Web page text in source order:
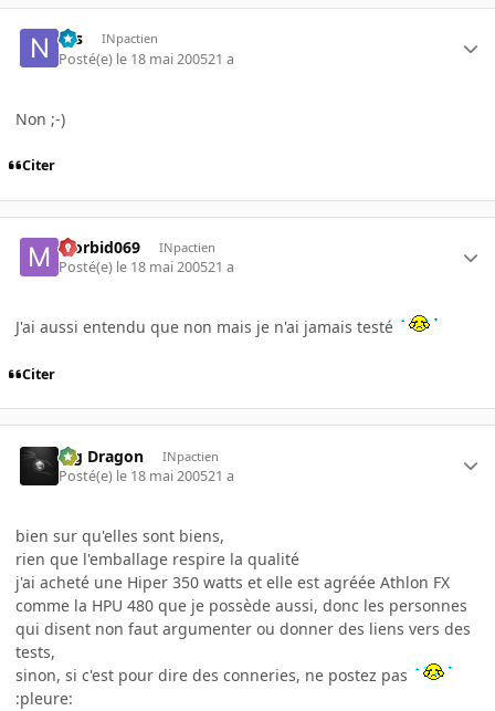
Nis INpactien
Posté(e) le 18 mai 200521 a
Non ;-)
Citer
Morbid069 INpactien
Posté(e) le 18 mai 200521 a
J'ai aussi entendu que non mais je n'ai jamais testé
Citer
Big Dragon INpactien
Posté(e) le 18 mai 200521 a
bien sur qu'elles sont biens,
rien que l'emballage respire la qualité
j'ai acheté une Hiper 350 watts et elle est agréée Athlon FX
comme la HPU 480 que je possède aussi, donc les personnes
qui disent non faut argumenter ou donner des liens vers des
tests,
sinon, si c'est pour dire des conneries, ne postez pas
:pleure: